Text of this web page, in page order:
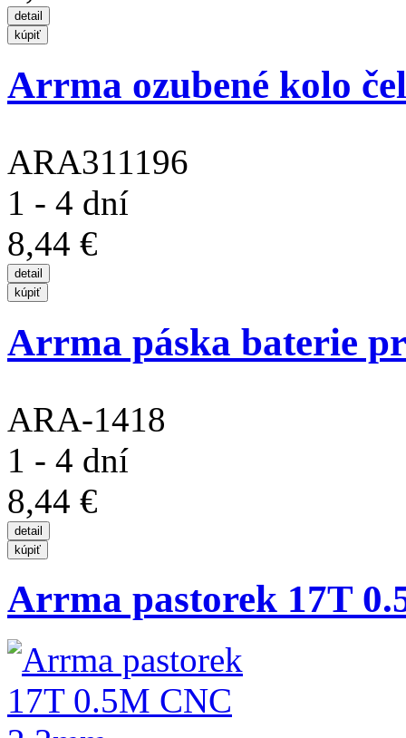
Arrma ozubené kolo
ARA311196
1 - 4 dní
8,44 €
Arrma páska baterie
ARA-1418
1 - 4 dní
8,44 €
Arrma pastorek 17T